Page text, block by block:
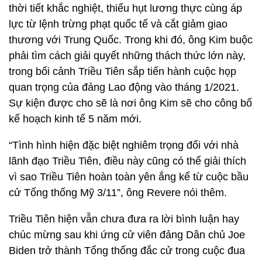
thời tiết khắc nghiệt, thiếu hụt lương thực cùng áp
lực từ lệnh trừng phạt quốc tế và cắt giảm giao
thương với Trung Quốc. Trong khi đó, ông Kim buộc
phải tìm cách giải quyết những thách thức lớn này,
trong bối cảnh Triều Tiên sắp tiến hành cuộc họp
quan trọng của đảng Lao động vào tháng 1/2021.
Sự kiện được cho sẽ là nơi ông Kim sẽ cho công bố
kế hoạch kinh tế 5 năm mới.
“Tình hình hiện đặc biệt nghiêm trọng đối với nhà
lãnh đạo Triều Tiên, điều này cũng có thể giải thích
vì sao Triều Tiên hoàn toàn yên ắng kể từ cuộc bầu
cử Tổng thống Mỹ 3/11”, ông Revere nói thêm.
Triều Tiên hiện vẫn chưa đưa ra lời bình luận hay
chúc mừng sau khi ứng cử viên đảng Dân chủ Joe
Biden trở thành Tổng thống đắc cử trong cuộc đua